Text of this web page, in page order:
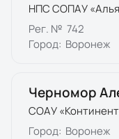
НПС СОПАУ
Рег. № 742
Город: Воронеж
Черномор
СОАУ
Город: Воронеж